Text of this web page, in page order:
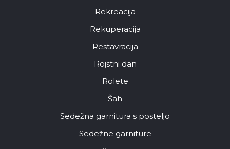
Rekreacija
Rekuperacija
Restavracija
Rojstni dan
Rolete
Šah
Sedežna garnitura s posteljo
Sedežne garniture